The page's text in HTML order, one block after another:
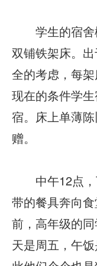
学生的宿舍
双铺铁架床。
全的考虑，每
现在的条件学
宿。床上单薄
赠。
中午12点，
带的餐具奔向
前，高年级的
天是周五，午